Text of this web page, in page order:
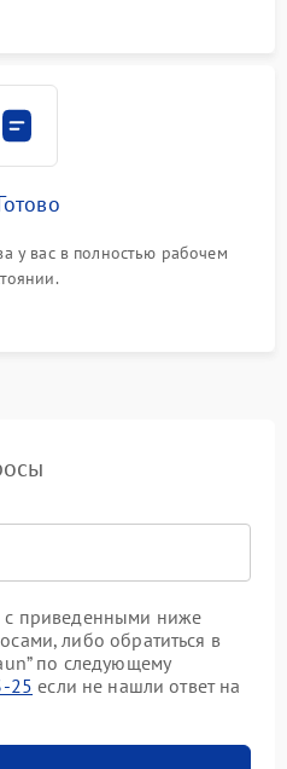
у вас в полностью рабочем
с приведенными ниже
либо обратиться в
по следующему
25 если не нашли ответ на